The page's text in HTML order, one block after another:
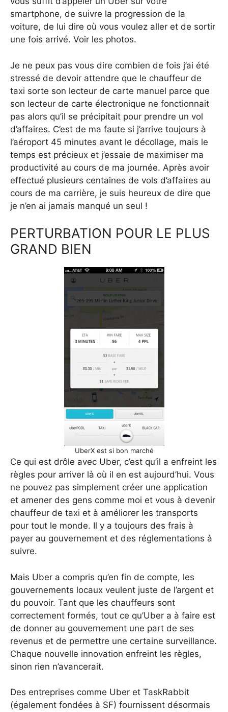
smartphone, de suivre la progression de la
voiture, de lui dire où vous voulez aller et de sortir
une fois arrivé. Voir les photos.
Je ne peux pas vous dire combien de fois j’ai été
stressé de devoir attendre que le chauffeur de
taxi sorte son lecteur de carte manuel parce que
son lecteur de carte électronique ne fonctionnait
pas alors qu’il se précipitait pour prendre un vol
d’affaires. C’est de ma faute si j’arrive toujours à
l’aéroport 45 minutes avant le décollage, mais le
temps est précieux et j’essaie de maximiser ma
productivité au cours de ma journée. Après avoir
effectué plusieurs centaines de vols d’affaires au
cours de ma carrière, je suis heureux de dire que
je n’en ai jamais manqué un seul !
PERTURBATION POUR LE PLUS
GRAND BIEN
UberX est si bon marché
Ce qui est drôle avec Uber, c’est qu’il a enfreint les
règles pour arriver là où il en est aujourd’hui. Vous
ne pouvez pas simplement créer une application
et amener des gens comme moi et vous à devenir
chauffeur de taxi et à améliorer les transports
pour tout le monde. Il y a toujours des frais à
payer au gouvernement et des réglementations à
suivre.
Mais Uber a compris qu’en fin de compte, les
gouvernements locaux veulent juste de l’argent et
du pouvoir. Tant que les chauffeurs sont
correctement formés, tout ce qu’Uber a à faire est
de donner au gouvernement une part de ses
revenus et de permettre une certaine surveillance.
Chaque nouvelle innovation enfreint les règles,
sinon rien n’avancerait.
Des entreprises comme Uber et TaskRabbit
(également fondées à SF) fournissent désormais